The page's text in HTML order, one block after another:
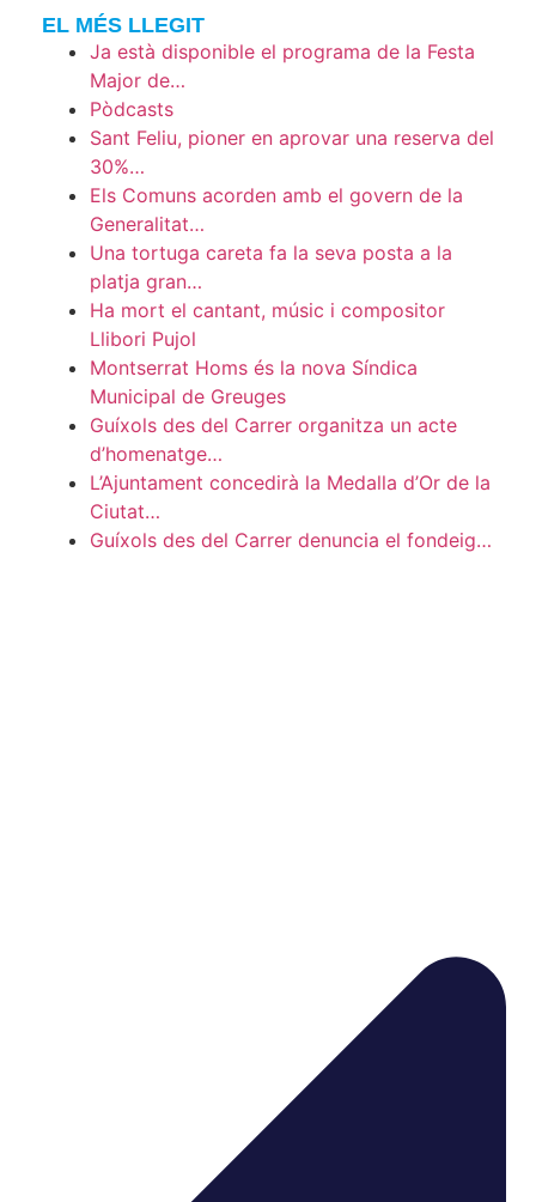
EL MÉS LLEGIT
Ja està disponible el programa de la Festa
Major de…
Pòdcasts
Sant Feliu, pioner en aprovar una reserva del
30%…
Els Comuns acorden amb el govern de la
Generalitat…
Una tortuga careta fa la seva posta a la
platja gran…
Ha mort el cantant, músic i compositor
Llibori Pujol
Montserrat Homs és la nova Síndica
Municipal de Greuges
Guíxols des del Carrer organitza un acte
d’homenatge…
L’Ajuntament concedirà la Medalla d’Or de la
Ciutat…
Guíxols des del Carrer denuncia el fondeig…